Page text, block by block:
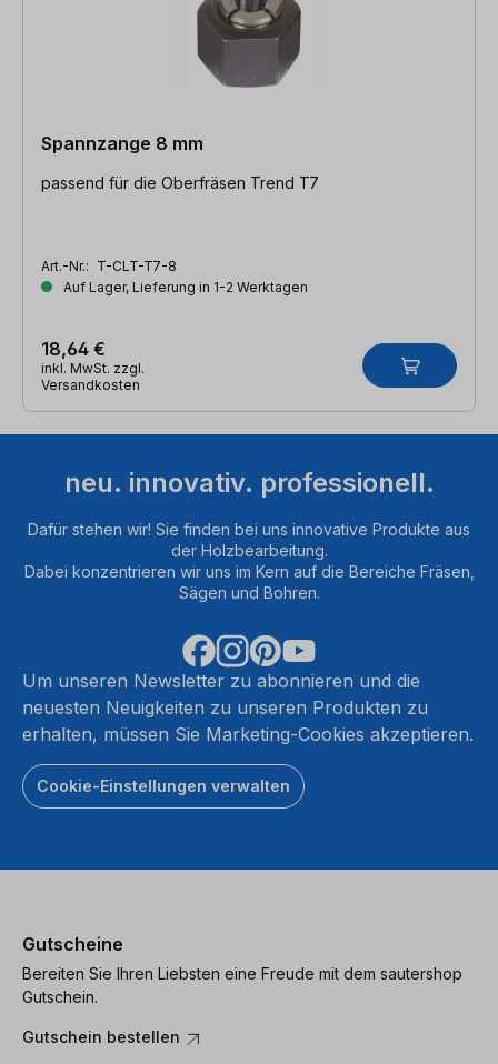
Spannzange 8 mm
passend für die Oberfräsen Trend T7
Art.-Nr.: T-CLT-T7-8
Auf Lager, Lieferung in 1-2 Werktagen
18,64 €
inkl. MwSt. zzgl.
Versandkosten
neu. innovativ. professionell.
Dafür stehen wir! Sie finden bei uns innovative Produkte aus
der Holzbearbeitung.
Dabei konzentrieren wir uns im Kern auf die Bereiche Fräsen,
Sägen und Bohren.
Um unseren Newsletter zu abonnieren und die
neuesten Neuigkeiten zu unseren Produkten zu
erhalten, müssen Sie Marketing-Cookies akzeptieren.
Cookie-Einstellungen verwalten
Gutscheine
Bereiten Sie Ihren Liebsten eine Freude mit dem sautershop
Gutschein.
Gutschein bestellen